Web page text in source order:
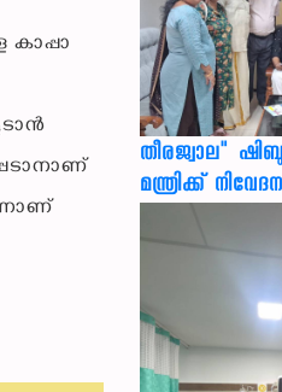
തീരജ്വാല"
മന്ത്രിക്ക്